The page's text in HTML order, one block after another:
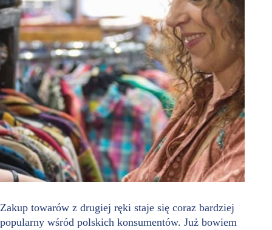
Zakup towarów z drugiej ręki staje się coraz bardziej
popularny wśród polskich konsumentów. Już bowiem